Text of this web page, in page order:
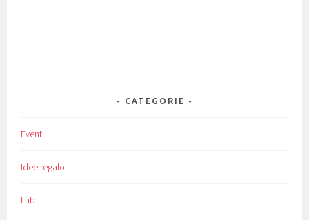
CATEGORIE
Eventi
Idee regalo
Lab